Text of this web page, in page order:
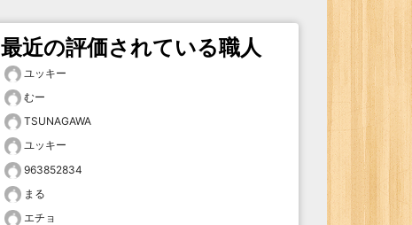
最近の評価されている職人
ユッキー
むー
TSUNAGAWA
ユッキー
963852834
まる
エチョ